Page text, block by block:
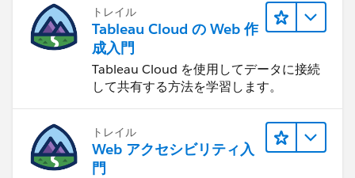
トレイル
Tableau Cloud の Web 作
成入門
Tableau Cloud を使用してデータに接続
して共有する方法を学習します。
トレイル
Web アクセシビリティ入
門